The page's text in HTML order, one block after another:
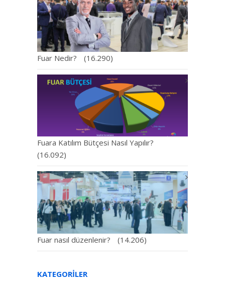
Fuar Nedir? (16.290)
Fuara Katılım Bütçesi Nasıl Yapılır?
(16.092)
Fuar nasıl düzenlenir? (14.206)
KATEGORILER